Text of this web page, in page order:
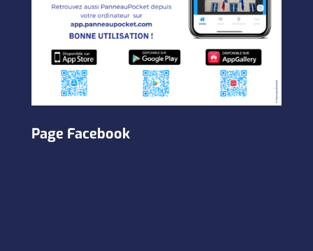
Page Facebook